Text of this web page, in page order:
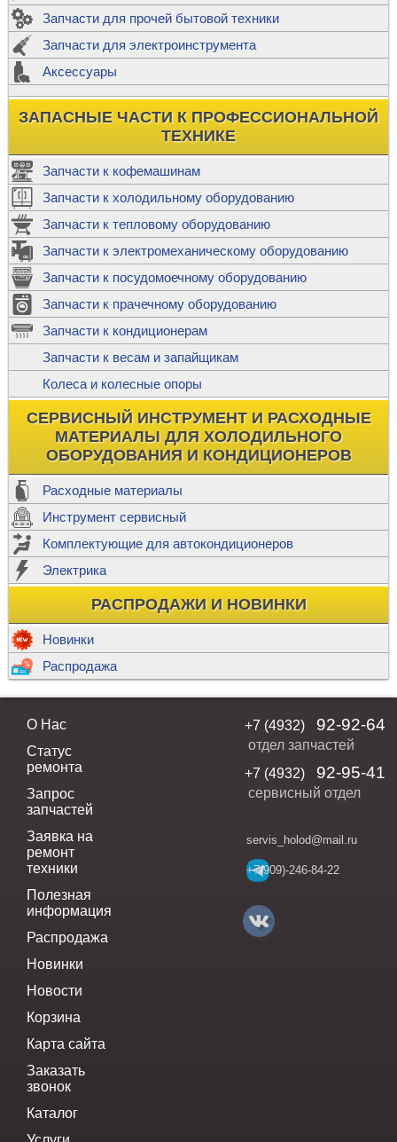
Запчасти для прочей бытовой техники
Запчасти для электроинструмента
Аксессуары
ЗАПАСНЫЕ ЧАСТИ К ПРОФЕССИОНАЛЬНОЙ
ТЕХНИКЕ
Запчасти к кофемашинам
Запчасти к холодильному оборудованию
Запчасти к тепловому оборудованию
Запчасти к электромеханическому оборудованию
Запчасти к посудомоечному оборудованию
Запчасти к прачечному оборудованию
Запчасти к кондиционерам
Запчасти к весам и запайщикам
Колеса и колесные опоры
СЕРВИСНЫЙ ИНСТРУМЕНТ И РАСХОДНЫЕ
МАТЕРИАЛЫ ДЛЯ ХОЛОДИЛЬНОГО
ОБОРУДОВАНИЯ И КОНДИЦИОНЕРОВ
Расходные материалы
Инструмент сервисный
Комплектующие для автокондиционеров
Электрика
РАСПРОДАЖИ И НОВИНКИ
Новинки
Распродажа
О Нас
Статус
ремонта
Запрос
запчастей
Заявка на
ремонт
техники
Полезная
информация
Распродажа
Новинки
Новости
Корзина
Карта сайта
Заказать
звонок
Каталог
+7 (4932) 92-92-64
отдел запчастей
+7 (4932)
92-95-41
сервисный отдел
servis_holod@mail.ru
+7(909)-246-84-22